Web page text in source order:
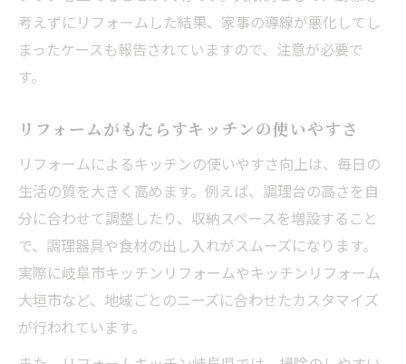
考えずにリフォームした結果、家事の導線が悪化してし
まったケースも報告されていますので、注意が必要で
す。
リフォームがもたらすキッチンの使いやすさ
リフォームによるキッチンの使いやすさ向上は、毎日の
生活の質を大きく高めます。例えば、調理台の高さを自
分に合わせて調整したり、収納スペースを増設すること
で、調理器具や食材の出し入れがスムーズになります。
実際に岐阜市キッチンリフォームやキッチンリフォーム
大垣市など、地域ごとのニーズに合わせたカスタマイズ
が行われています。